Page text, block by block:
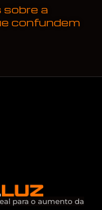
sobre a
confundem
para o aumento da